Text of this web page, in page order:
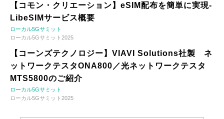
【コモン・クリエーション】eSIM配布を簡単に実現-
LibeSIMサービス概要
ローカル5Gサミット
ローカル5Gサミット2025
【コーンズテクノロジー】VIAVI Solutions社製 ネ
ットワークテスタONA800／光ネットワークテスタ
MTS5800のご紹介
ローカル5Gサミット
ローカル5Gサミット2025